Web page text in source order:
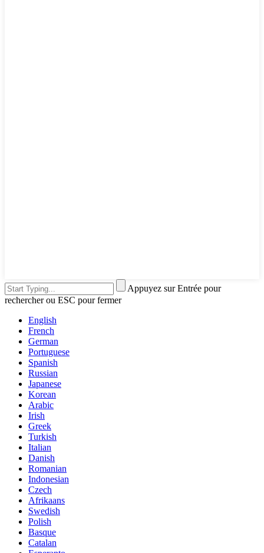
Appuyez sur Entrée pour
rechercher ou ESC pour fermer
English
French
German
Portuguese
Spanish
Russian
Japanese
Korean
Arabic
Irish
Greek
Turkish
Italian
Danish
Romanian
Indonesian
Czech
Afrikaans
Swedish
Polish
Basque
Catalan